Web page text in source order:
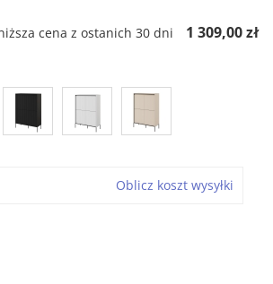
cena z ostanich 30 dni 1 309,00 zł
Oblicz koszt wysyłki